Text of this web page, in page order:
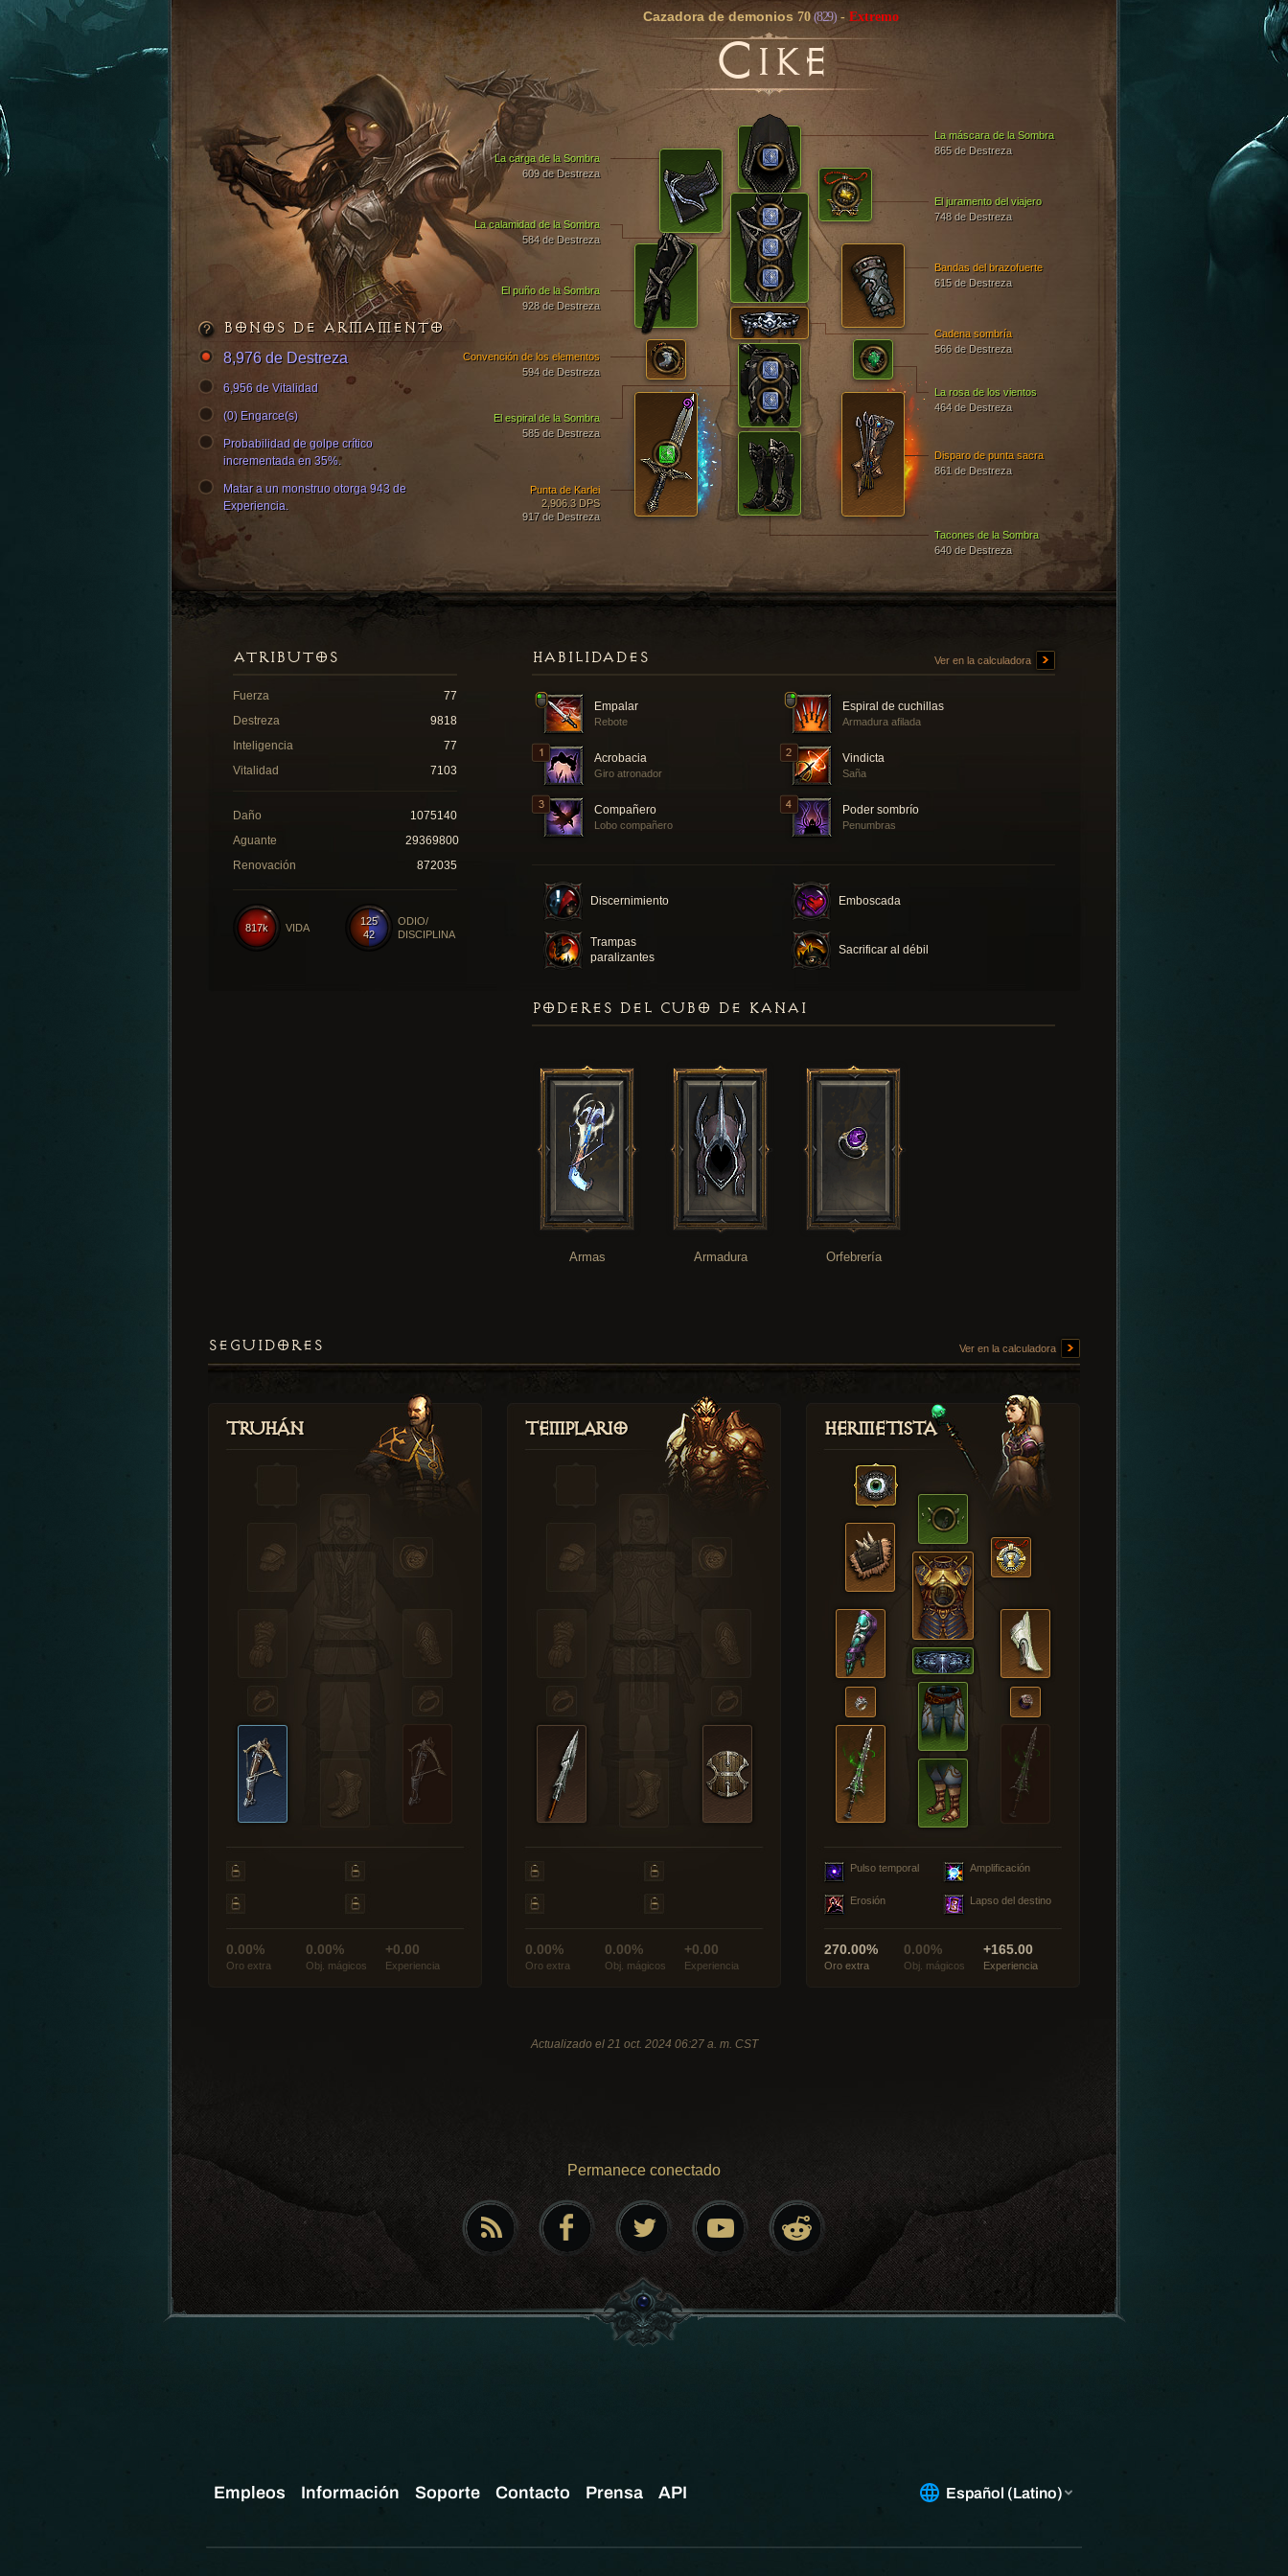
Cazadora de demonios 70 (829) - Extremo
CIKE
La máscara de la Sombra
865 de Destreza
La calamidad de la Sombra
584 de Destreza
Tacones de la Sombra
640 de Destreza
El puño de la Sombra
928 de Destreza
La carga de la Sombra
609 de Destreza
El espiral de la Sombra
585 de Destreza
Bandas del brazofuerte
615 de Destreza
Punta de Karlei
2,906.3 DPS
917 de Destreza
Disparo de punta sacra
861 de Destreza
Cadena sombría
566 de Destreza
La rosa de los vientos
464 de Destreza
Convención de los elementos
594 de Destreza
El juramento del viajero
748 de Destreza
BONOS DE ARMAMENTO
8,976 de Destreza
6,956 de Vitalidad
(0) Engarce(s)
Probabilidad de golpe crítico
incrementada en 35%.
Matar a un monstruo otorga 943 de
Experiencia.
HABILIDADES Ver en la calculadora
Empalar
Rebote
Espiral de cuchillas
Armadura afilada
Acrobacia
Giro atronador
Vindicta
Saña
Compañero
Lobo compañero
Poder sombrío
Penumbras
Discernimiento Emboscada
Trampas
paralizantes
Sacrificar al débil
ATRIBUTOS
Fuerza
77
Destreza
9818
Inteligencia
77
Vitalidad
7103
Daño
1075140
Aguante
29369800
Renovación
872035
125
42
ODIO/
DISCIPLINA
817k VIDA
PODERES DEL CUBO DE KANAI
Armas Armadura Orfebrería
SEGUIDORES Ver en la calculadora
Truhán
0.00%
Oro extra
0.00%
Obj. mágicos
+0.00
Experiencia
Templario
0.00%
Oro extra
0.00%
Obj. mágicos
+0.00
Experiencia
Hermetista
Pulso temporal Amplificación
Erosión Lapso del destino
270.00%
Oro extra
0.00%
Obj. mágicos
+165.00
Experiencia
Actualizado el 21 oct. 2024 06:27 a. m. CST
Permanece conectado